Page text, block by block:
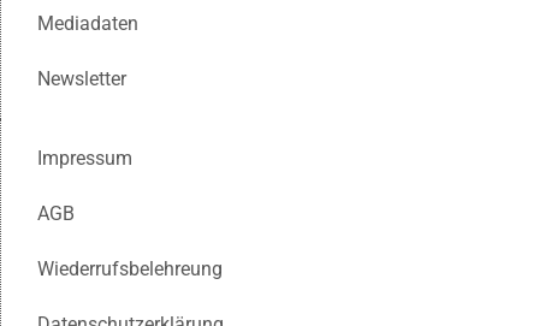
Mediadaten
Newsletter
Impressum
AGB
Wiederrufsbelehreung